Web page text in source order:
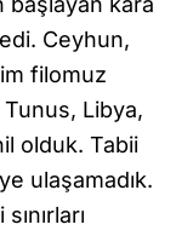
Ceyhun,
filomuz
Libya,
olduk. Tabii
ulaşamadık.